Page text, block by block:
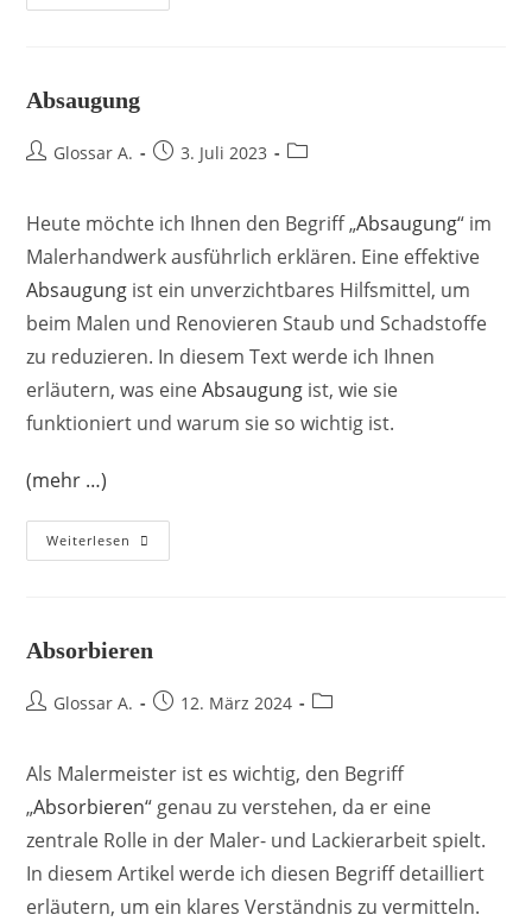
Absaugung
Glossar A. 3. Juli 2023
Heute möchte ich Ihnen den Begriff „Absaugung“ im
Malerhandwerk ausführlich erklären. Eine effektive
Absaugung ist ein unverzichtbares Hilfsmittel, um
beim Malen und Renovieren Staub und Schadstoffe
zu reduzieren. In diesem Text werde ich Ihnen
erläutern, was eineAbsaugung ist, wie sie
funktioniert und warum sie so wichtig ist.
(mehr …)
Weiterlesen
Absorbieren
Glossar A. 12. März 2024
Als Malermeister ist es wichtig, den Begriff
„Absorbieren“ genau zu verstehen, da er eine
zentrale Rolle in der Maler- und Lackierarbeit spielt.
In diesem Artikel werde ich diesen Begriff detailliert
erläutern, um ein klares Verständnis zu vermitteln.